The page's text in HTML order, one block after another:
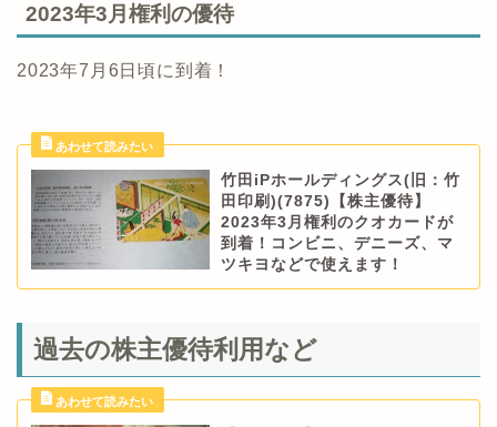
2023年3月権利の優待
2023年7月6日頃に到着！
竹田iPホールディングス(旧：竹
田印刷)(7875)【株主優待】
2023年3月権利のクオカードが
到着！コンビニ、デニーズ、マ
ツキヨなどで使えます！
過去の株主優待利用など